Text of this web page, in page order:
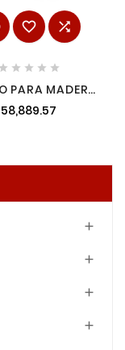
 
    
PARA MADERA
4 HP 220 V



